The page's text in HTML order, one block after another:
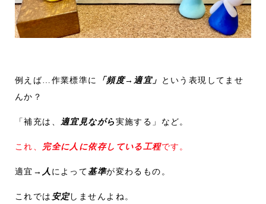
例えば…作業標準に 「頻度→適宜」
という表現してませ
んか？
「補充は、 適宜見ながら実施する」など。
これ、 完全に人に依存している工程です。
適宜→ 人 によって基準が変わるもの。
これでは 安定しませんよね。